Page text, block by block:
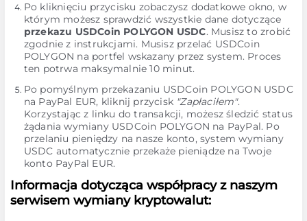
Po kliknięciu przycisku zobaczysz dodatkowe okno, w
którym możesz sprawdzić wszystkie dane dotyczące
przekazu USDCoin POLYGON USDC. Musisz to zrobić
zgodnie z instrukcjami. Musisz przelać USDCoin
POLYGON na portfel wskazany przez system. Proces
ten potrwa maksymalnie 10 minut.
Po pomyślnym przekazaniu USDCoin POLYGON USDC
na PayPal EUR, kliknij przycisk "Zapłaciłem".
Korzystając z linku do transakcji, możesz śledzić status
żądania wymiany USDCoin POLYGON na PayPal. Po
przelaniu pieniędzy na nasze konto, system wymiany
USDC automatycznie przekaże pieniądze na Twoje
konto PayPal EUR.
Informacja dotycząca współpracy z naszym
serwisem wymiany kryptowalut: